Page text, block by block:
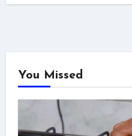
You Missed